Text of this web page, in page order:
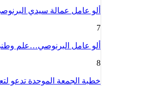
ألو عامل عمالة سيدي
7
ألو عامل البرنوصي…علم
8
خطبة الجمعة الموحدة تدعو